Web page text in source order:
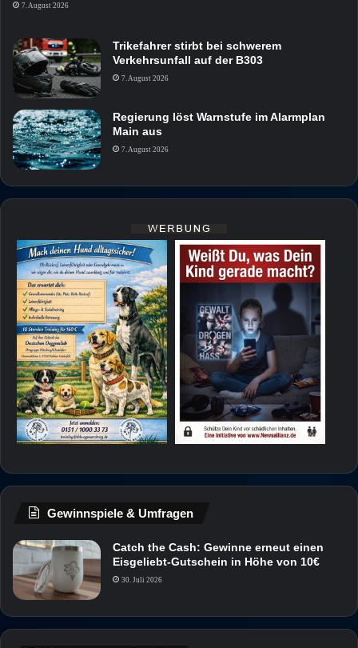
7. August 2026
Trikefahrer stirbt bei schwerem
Verkehrsunfall auf der B303
7. August 2026
Regierung löst Warnstufe im Alarmplan
Main aus
7. August 2026
Gewinnspiele & Umfragen
Catch the Cash: Gewinne erneut einen
Eisgeliebt-Gutschein in Höhe von 10€
30. Juli 2026